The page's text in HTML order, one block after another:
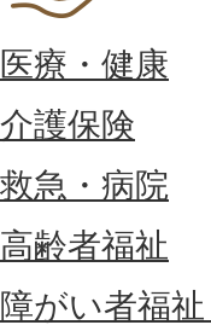
医療・健康
介護保険
救急・病院
高齢者福祉
障がい者福